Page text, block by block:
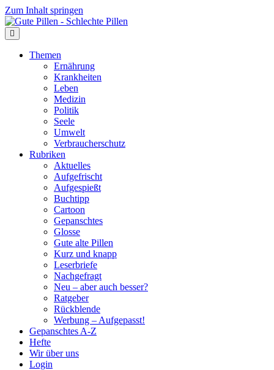
Zum Inhalt springen
Themen
Ernährung
Krankheiten
Leben
Medizin
Politik
Seele
Umwelt
Verbraucherschutz
Rubriken
Aktuelles
Aufgefrischt
Aufgespießt
Buchtipp
Cartoon
Gepanschtes
Glosse
Gute alte Pillen
Kurz und knapp
Leserbriefe
Nachgefragt
Neu – aber auch besser?
Ratgeber
Rückblende
Werbung – Aufgepasst!
Gepanschtes A-Z
Hefte
Wir über uns
Login